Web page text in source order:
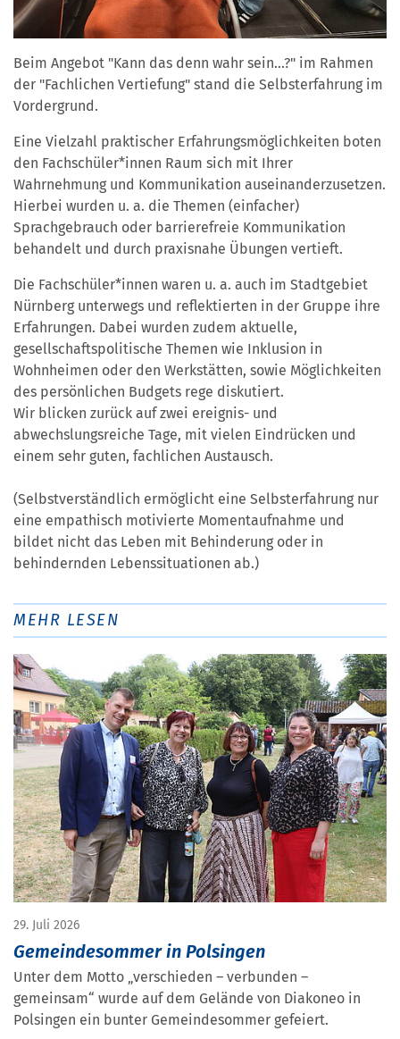
Beim Angebot "Kann das denn wahr sein...?" im Rahmen
der "Fachlichen Vertiefung" stand die Selbsterfahrung im
Vordergrund.
Eine Vielzahl praktischer Erfahrungsmöglichkeiten boten
den Fachschüler*innen Raum sich mit Ihrer
Wahrnehmung und Kommunikation auseinanderzusetzen.
Hierbei wurden u. a. die Themen (einfacher)
Sprachgebrauch oder barrierefreie Kommunikation
behandelt und durch praxisnahe Übungen vertieft.
Die Fachschüler*innen waren u. a. auch im Stadtgebiet
Nürnberg unterwegs und reflektierten in der Gruppe ihre
Erfahrungen. Dabei wurden zudem aktuelle,
gesellschaftspolitische Themen wie Inklusion in
Wohnheimen oder den Werkstätten, sowie Möglichkeiten
des persönlichen Budgets rege diskutiert.
Wir blicken zurück auf zwei ereignis- und
abwechslungsreiche Tage, mit vielen Eindrücken und
einem sehr guten, fachlichen Austausch.
(Selbstverständlich ermöglicht eine Selbsterfahrung nur
eine empathisch motivierte Momentaufnahme und
bildet nicht das Leben mit Behinderung oder in
behindernden Lebenssituationen ab.)
MEHR LESEN
29. Juli 2026
Gemeindesommer in Polsingen
Unter dem Motto „verschieden – verbunden –
gemeinsam“ wurde auf dem Gelände von Diakoneo in
Polsingen ein bunter Gemeindesommer gefeiert.